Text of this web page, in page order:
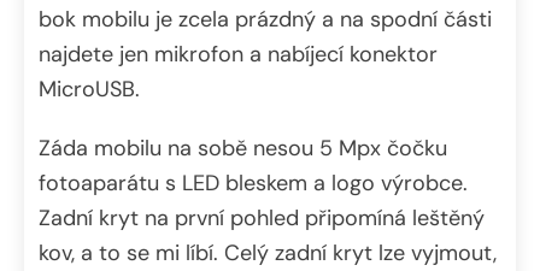
bok mobilu je zcela prázdný a na spodní části
najdete jen mikrofon a nabíjecí konektor
MicroUSB.
Záda mobilu na sobě nesou 5 Mpx čočku
fotoaparátu s LED bleskem a logo výrobce.
Zadní kryt na první pohled připomíná leštěný
kov, a to se mi líbí. Celý zadní kryt lze vyjmout,